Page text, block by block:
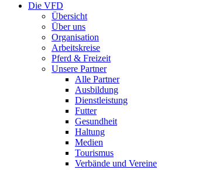
Die VFD
Übersicht
Über uns
Organisation
Arbeitskreise
Pferd & Freizeit
Unsere Partner
Alle Partner
Ausbildung
Dienstleistung
Futter
Gesundheit
Haltung
Medien
Tourismus
Verbände und Vereine